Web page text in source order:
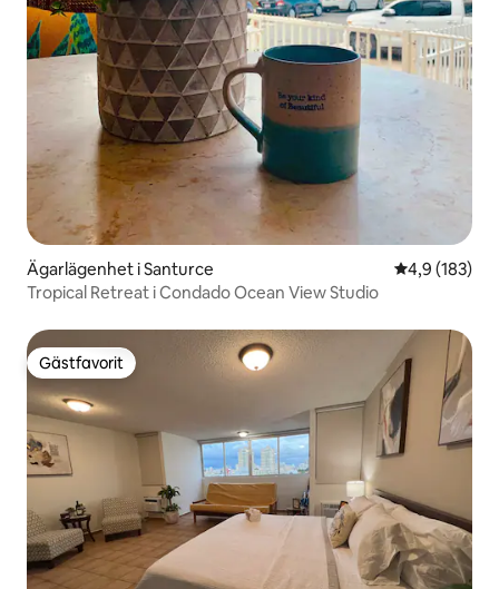
Ägarlägenhet i Santurce 4,9 av 5 i
4,9 (183)
Tropical Retreat i Condado Ocean View Studio
Gästfavorit
Gästfavorit